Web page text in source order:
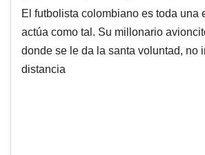
El futbolista colombiano es toda una
actúa como tal. Su millonario
donde se le da la santa voluntad, no
distancia